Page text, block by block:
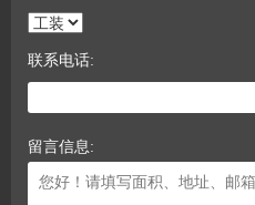
联系电话:
留言信息: